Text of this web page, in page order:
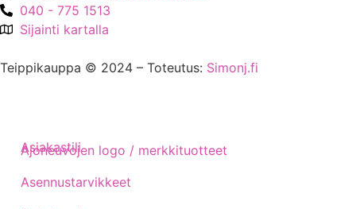
040 - 775 1513
Sijainti kartalla
Teippikauppa © 2024 – Toteutus: Simonj.fi
Ajoneuvojen logo / merkkituotteet
Asennustarvikkeet
Asiakastili